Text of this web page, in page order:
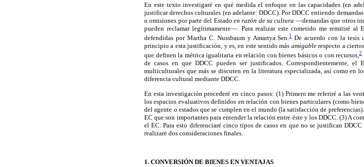
En este texto investigaré en qué medida el enfoque en las capacidades (en
justificar derechos culturales (en adelante: DDCC). Por DDCC entiendo
u omisiones por parte del Estadoen razón de su cultura —demandas que otros
pueden reclamar legítimamente—. Para realizar este cometido me remitiré al
defendidas por Martha C. Nussbaum y Amartya Sen.1 De acuerdo con la tesis
principio a esta justificación, y es, en este sentido más amigablerespecto a
que definen la métrica igualitaria en relación con bienes básicos o con recursos,2
de casos en que DDCC pueden ser justificados. Correspondientemente,
multiculturales que más se discuten en la literatura especializada, así como en
diferencia cultural mediante DDCC.
En esta investigación procederé en cinco pasos: (1) Primero me referiré a las
los espacios evaluativos definidos en relación con bienes particulares (como
del agente o estados que se cumplen en el mundo (la satisfacción de
EC que son importantes para entender la relación entre éste y los DDCC. (3) A
el EC. Para esto diferenciaré cinco tipos de casos en que no se justifican
realizaré dos consideraciones finales.
1. CONVERSIÓN DE BIENES EN VENTAJAS